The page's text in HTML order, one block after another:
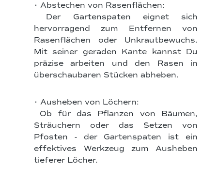
• Abstechen von Rasenflächen:
Der Gartenspaten eignet sich
hervorragend zum Entfernen von
Rasenflächen oder Unkrautbewuchs.
Mit seiner geraden Kante kannst Du
präzise arbeiten und den Rasen in
überschaubaren Stücken abheben.
• Ausheben von Löchern:
Ob für das Pflanzen von Bäumen,
Sträuchern oder das Setzen von
Pfosten - der Gartenspaten ist ein
effektives Werkzeug zum Ausheben
tieferer Löcher.